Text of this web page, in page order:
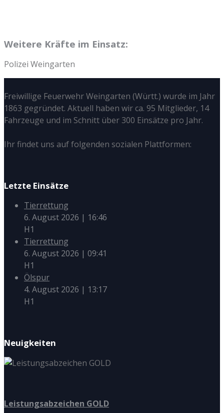
Weitere Kräfte im Einsatz:
Polizei Weingarten
Freiwillige Feuerwehr Weingarten (Württ.) wurde im Jahr
1863 gegründet. Aktuell haben wir ca. 95 Mitglieder, 14
Fahrzeuge und im Schnitt über 300 Einsätze pro Jahr.
Ihr findet uns auf folgenden sozialen Plattformen:
Letzte Einsätze
Tierrettung
6. August 2026 | 16:46
H1
Tierrettung
6. August 2026 | 09:41
H1
Ölspur
4. August 2026 | 13:17
H1
Neuigkeiten
Leistungsabzeichen GOLD